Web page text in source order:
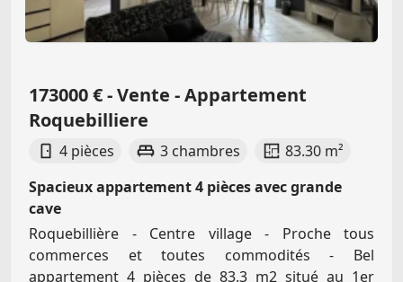
173000 € - Vente - Appartement
Roquebilliere
4 pièces 3 chambres
83.30 m²
Spacieux appartement 4 pièces avec grande
cave
Roquebillière - Centre village - Proche tous
commerces et toutes commodités - Bel
appartement 4 pièces de 83.3 m2 situé au 1er